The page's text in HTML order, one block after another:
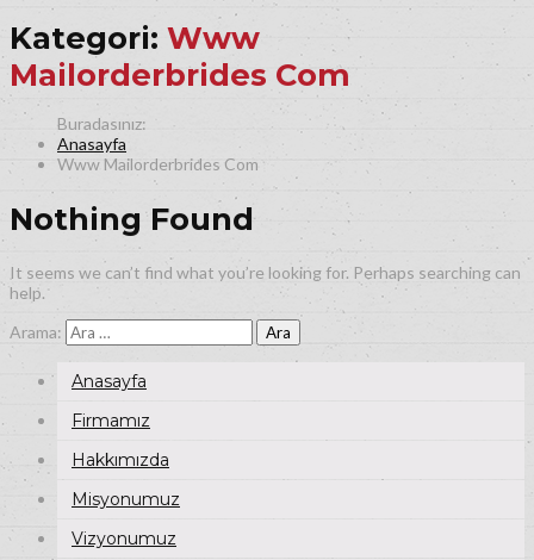
Kategori: Www
Mailorderbrides Com
Anasayfa
Www Mailorderbrides Com
Nothing Found
It seems we can’t find what you’re looking for. Perhaps searching can
help.
Arama:
Anasayfa
Firmamız
Hakkımızda
Misyonumuz
Vizyonumuz